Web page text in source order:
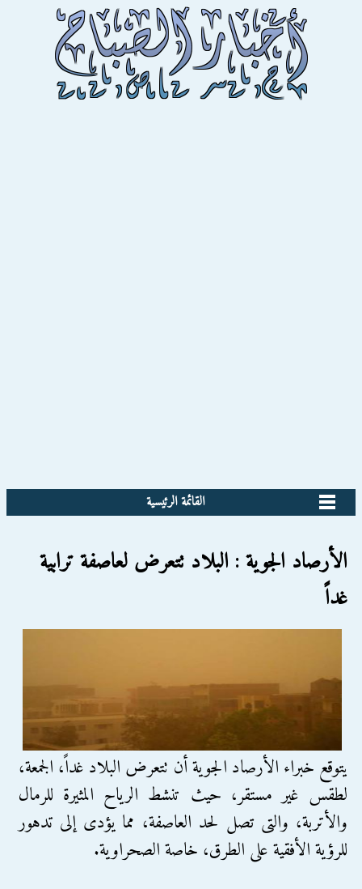
القائمة الرئيسية
الأرصاد الجوية : البلاد تتعرض لعاصفة ترابية
غداً
يتوقع خبراء الأرصاد الجوية أن تتعرض البلاد غداً، الجمعة،
لطقس غير مستقر، حيث تنشط الرياح المثيرة للرمال
والأتربة، والتى تصل لحد العاصفة، مما يؤدى إلى تدهور
للرؤية الأفقية على الطرق، خاصة الصحراوية.